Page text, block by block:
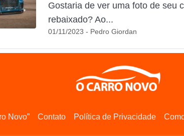
Gostaria de ver uma foto de seu
rebaixado? Ao...
01/11/2023 - Pedro Giordan
Novo” Contato Política de Privacidade